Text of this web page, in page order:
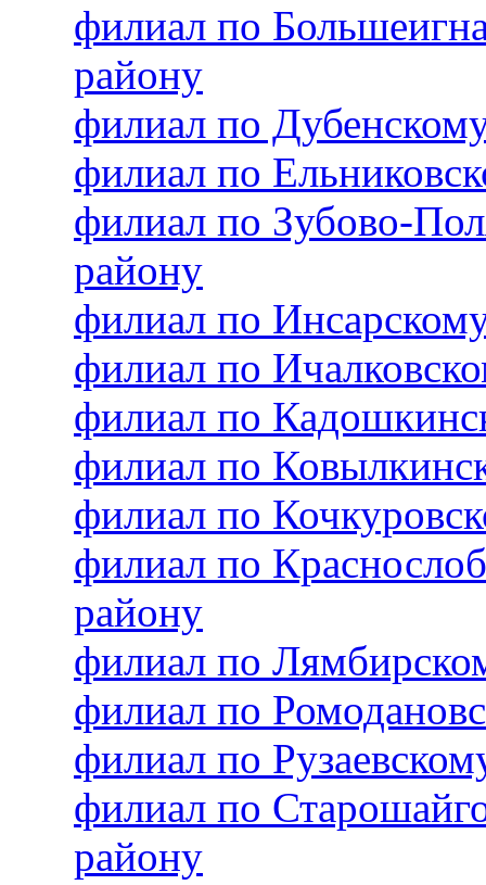
филиал по
району
филиал по
филиал по
филиал по Зубово-
району
филиал по
филиал по
филиал по
филиал по
филиал по
филиал по
району
филиал по
филиал по
филиал по
филиал по
району